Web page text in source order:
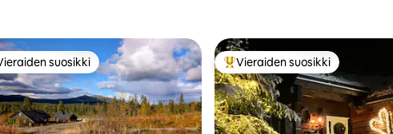
suosikkien parhaimmistoa
suosikki Vieraiden suosikkien
Vieraiden suosikki